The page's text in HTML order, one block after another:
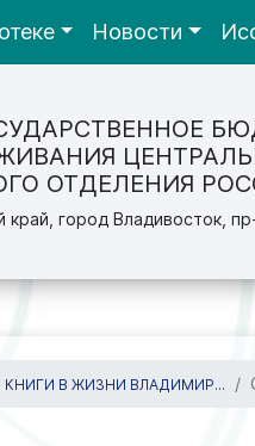
ОТДЕЛЕНИЯ
город Владивосток,
Новости
КНИГИ В ЖИЗНИ ВЛАДИМИР...